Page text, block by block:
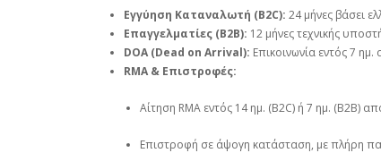
Εγγύηση Καταναλωτή (B2C): 24 μήνες βάσει
Επαγγελματίες (B2B): 12 μήνες τεχνικής
DOA (Dead on Arrival): Επικοινωνία εντός 7
RMA & Επιστροφές:
Αίτηση RMA εντός 14 ημ. (B2C) ή 7 ημ. (B2B)
Επιστροφή σε άψογη κατάσταση, με πλήρη